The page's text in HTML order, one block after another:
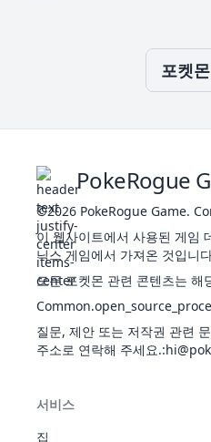
힐링
시프
트
소
45
라
레
시
아
풀
독
시프
트
소
포자
490
46
라
스
벌
레
풀
힐링
시프
포자
건조
285
포켓
PokeRogue
©2026 PokeRogue Game.
이 웹사이트에서 사용된 게임
닉스 게임에서 가져온 것입니
모든 포켓몬 관련 콘텐츠는 해
질문, 제안 또는 저작권 관련
주소로 연락해 주세요.
서비스
집